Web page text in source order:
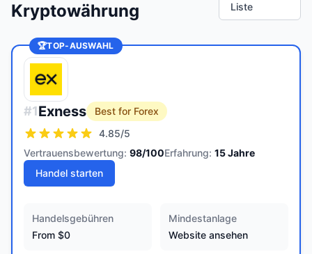
Kryptowährung
Liste
🏆TOP-AUSWAHL
#1Exness
Best for Forex
4.85/5
Vertrauensbewertung: 98/100Erfahrung: 15Jahre
Handel starten
Handelsgebühren
From $0
Mindestanlage
Website ansehen